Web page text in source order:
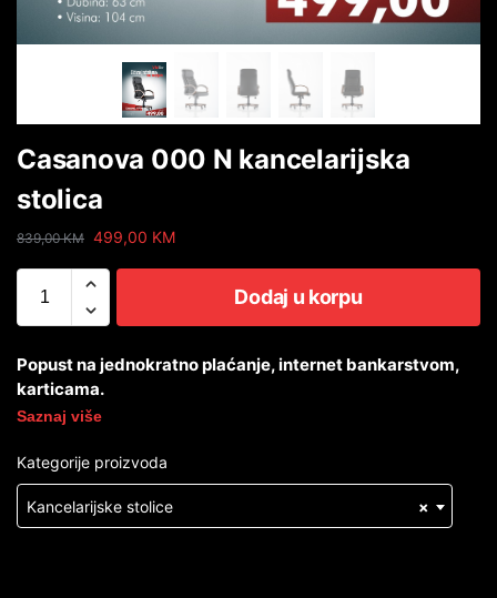
Casanova 000 N kancelarijska
stolica
839,00KM 499,00 KM
Dodaj u korpu
Popust na jednokratno plaćanje, internet bankarstvom,
karticama.
Saznaj više
Kategorije proizvoda
×
Kancelarijske stolice